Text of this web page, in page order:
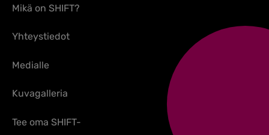
Mikä on SHIFT?
Yhteystiedot
Medialle
Kuvagalleria
Tee oma SHIFT-